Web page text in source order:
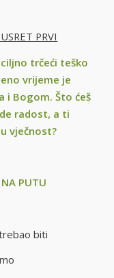
PRVI
trčeći teško
vrijeme je
i Bogom. Što ćeš
radost, a ti
vječnost?
PUTU
biti